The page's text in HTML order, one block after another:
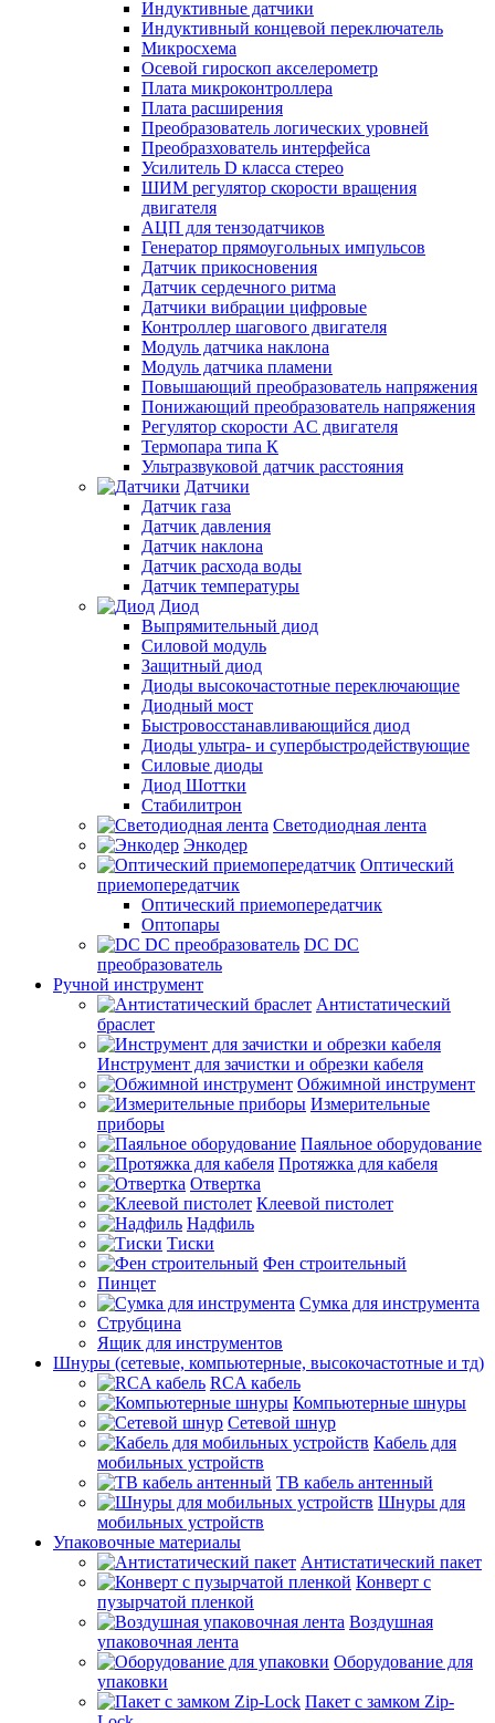
Индуктивные датчики
Индуктивный концевой переключатель
Микросхема
Осевой гироскоп акселерометр
Плата микроконтроллера
Плата расширения
Преобразователь логических уровней
Преобразхователь интерфейса
Усилитель D класса стерео
ШИМ регулятор скорости вращения
двигателя
АЦП для тензодатчиков
Генератор прямоугольных импульсов
Датчик прикосновения
Датчик сердечного ритма
Датчики вибрации цифровые
Контроллер шагового двигателя
Модуль датчика наклона
Модуль датчика пламени
Повышающий преобразователь напряжения
Понижающий преобразователь напряжения
Регулятор скорости AC двигателя
Термопара типа К
Ультразвуковой датчик расстояния
Датчики
Датчик газа
Датчик давления
Датчик наклона
Датчик расхода воды
Датчик температуры
Диод
Выпрямительный диод
Силовой модуль
Защитный диод
Диоды высокочастотные переключающие
Диодный мост
Быстровосстанавливающийся диод
Диоды ультра- и супербыстродействующие
Силовые диоды
Диод Шоттки
Стабилитрон
Светодиодная лента
Энкодер
Оптический
приемопередатчик
Оптический приемопередатчик
Оптопары
DC DC
преобразователь
Ручной инструмент
Антистатический
браслет
Инструмент для зачистки и обрезки кабеля
Обжимной инструмент
Измерительные
приборы
Паяльное оборудование
Протяжка для кабеля
Отвертка
Клеевой пистолет
Надфиль
Тиски
Фен строительный
Пинцет
Сумка для инструмента
Струбцина
Ящик для инструментов
Шнуры (сетевые, компьютерные, высокочастотные и тд)
RCA кабель
Компьютерные шнуры
Сетевой шнур
Кабель для
мобильных устройств
ТВ кабель антенный
Шнуры для
мобильных устройств
Упаковочные материалы
Антистатический пакет
Конверт с
пузырчатой пленкой
Воздушная
упаковочная лента
Оборудование для
упаковки
Пакет с замком Zip-